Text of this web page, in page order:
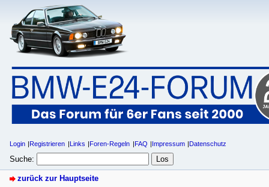
Login Registrieren Links Foren-Regeln FAQ Impressum Datenschutz
Suche:
zurück zur Hauptseite